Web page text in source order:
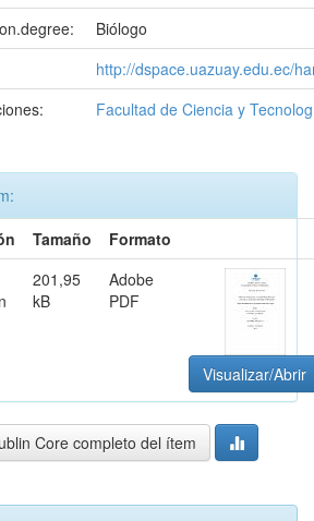
Biólogo
http://dspace.uazuay.edu.ec/
Facultad de Ciencia y
Tamaño
Formato
201,95
kB
Adobe
PDF
Visualizar/Abrir
Core completo del ítem